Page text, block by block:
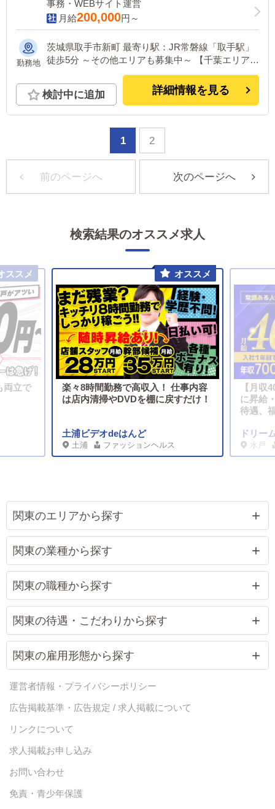
事務・WEBサイト運営
月給200,000円～
勤務地
茨城県取手市新町 最寄り駅：JR常磐線「取手駅」
徒歩5分 ～その他エリアも募集中～ 【千葉エリア】
千葉・松戸・馬橋・柏・成田 【埼玉エリア】 越
谷・西川口・春日部・久喜 【東京エリア】 鶯谷・
池袋 ※新店続々計画中！
検討中に追加 詳細情報を見る
1 2
前のページへ 次のページへ
検索結果のオススメ求人
両立で
楽々8時間勤務で高収入！ 仕事内容
は店内清掃やDVDを棚に戻すだけ！
土浦ビデオdeはんど
土浦 ファッションヘルス
【月収
に昇給
待遇、
ドリー
水戸
関東のエリアから探す
関東の業種から探す
関東の職種から探す
関東の待遇・こだわりから探す
関東の雇用形態から探す
運営者情報・プライバシーポリシー
広告掲載基準・広告規定 / 求人掲載について
リンクについて
求人掲載お申し込み
お問い合わせ
免責・青少年保護